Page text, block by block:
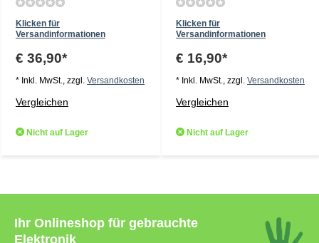
Klicken für
Versandinformationen
€ 36,90*
* Inkl. MwSt., zzgl. Versandkosten
Vergleichen
Nicht auf Lager
Klicken für
Versandinformationen
€ 16,90*
* Inkl. MwSt., zzgl. Versandkosten
Vergleichen
Nicht auf Lager
Ihr Onlineshop für gebrauchte
Elektronik